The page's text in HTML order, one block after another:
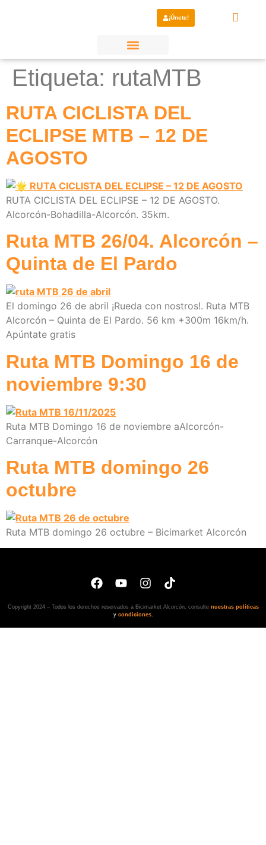
¡Únete!
Etiqueta: rutaMTB
RUTA CICLISTA DEL
ECLIPSE MTB – 12 DE
AGOSTO
RUTA CICLISTA DEL ECLIPSE – 12 DE AGOSTO.
Alcorcón-Bohadilla-Alcorcón. 35km.
Ruta MTB 26/04. Alcorcón –
Quinta de El Pardo
El domingo 26 de abril ¡Rueda con nostros!. Ruta MTB
Alcorcón – Quinta de El Pardo. 56 km +300m 16km/h.
Apúntate gratis
Ruta MTB Domingo 16 de
noviembre 9:30
Ruta MTB Domingo 16 de noviembre aAlcorcón-
Carranque-Alcorcón
Ruta MTB domingo 26
octubre
Ruta MTB domingo 26 octubre – Bicimarket Alcorcón
Copyright 2024 – Todos los derechos reservados a Bicimarket Alcorcón, consulte nuestras políticas
y condiciones.